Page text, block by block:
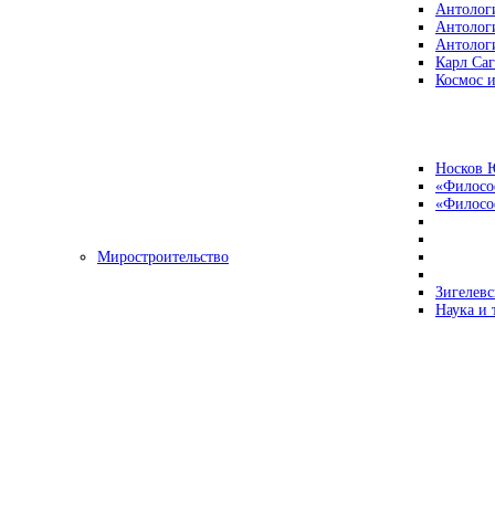
Карл
Космос
Носков
Миростроительство
Наука и